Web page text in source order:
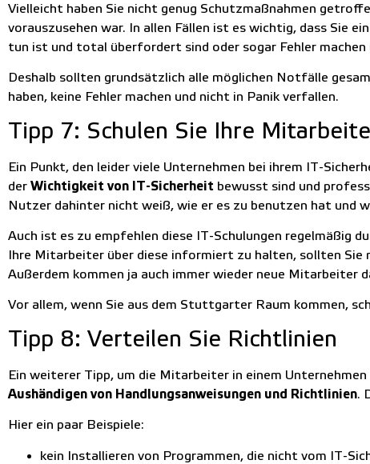
Vielleicht haben Sie nicht genug Schutzmaßnahmen
vorauszusehen war. In allen Fällen ist es wichtig, dass Sie
tun ist und total überfordert sind oder sogar Fehler
Deshalb sollten grundsätzlich alle möglichen Notfälle
haben, keine Fehler machen und nicht in Panik verfallen.
Tipp 7: Schulen Sie Ihre
Ein Punkt, den leider viele Unternehmen bei ihrem IT-
der Wichtigkeit von IT-Sicherheit bewusst sind und
Nutzer dahinter nicht weiß, wie er es zu benutzen hat und
Auch ist es zu empfehlen diese IT-Schulungen regelmäßig
Ihre Mitarbeiter über diese informiert zu halten, sollten Sie
Außerdem kommen ja auch immer wieder neue Mitarbeiter
Vor allem, wenn Sie aus dem Stuttgarter Raum kommen,
Tipp 8: Verteilen Sie Richtlinien
Ein weiterer Tipp, um die Mitarbeiter in einem
Aushändigen von Handlungsanweisungen und Richtlinien.
Hier ein paar Beispiele:
kein Installieren von Programmen, die nicht vom IT-